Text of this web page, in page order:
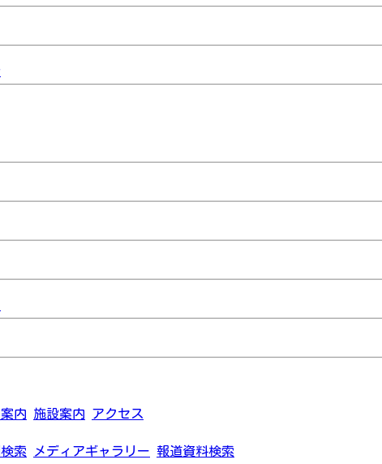
内 施設案内 アクセス
索 メディアギャラリー 報道資料検索